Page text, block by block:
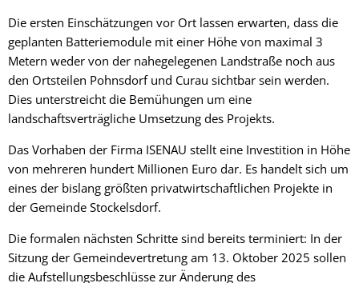
Die ersten Einschätzungen vor Ort lassen erwarten, dass die
geplanten Batteriemodule mit einer Höhe von maximal 3
Metern weder von der nahegelegenen Landstraße noch aus
den Ortsteilen Pohnsdorf und Curau sichtbar sein werden.
Dies unterstreicht die Bemühungen um eine
landschaftsverträgliche Umsetzung des Projekts.
Das Vorhaben der Firma ISENAU stellt eine Investition in Höhe
von mehreren hundert Millionen Euro dar. Es handelt sich um
eines der bislang größten privatwirtschaftlichen Projekte in
der Gemeinde Stockelsdorf.
Die formalen nächsten Schritte sind bereits terminiert: In der
Sitzung der Gemeindevertretung am 13. Oktober 2025 sollen
die Aufstellungsbeschlüsse zur Änderung des